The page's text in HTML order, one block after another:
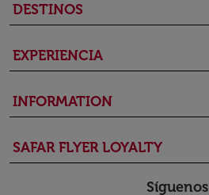
DESTINOS
EXPERIENCIA
INFORMATION
SAFAR FLYER LOYALTY
Síguenos